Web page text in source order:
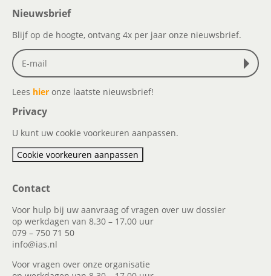
Nieuwsbrief
Blijf op de hoogte, ontvang 4x per jaar onze nieuwsbrief.
Lees hier onze laatste nieuwsbrief!
Privacy
U kunt uw cookie voorkeuren aanpassen.
Cookie voorkeuren aanpassen
Contact
Voor hulp bij uw aanvraag of vragen over uw dossier
op werkdagen van 8.30 – 17.00 uur
079 – 750 71 50
info@ias.nl
Voor vragen over onze organisatie